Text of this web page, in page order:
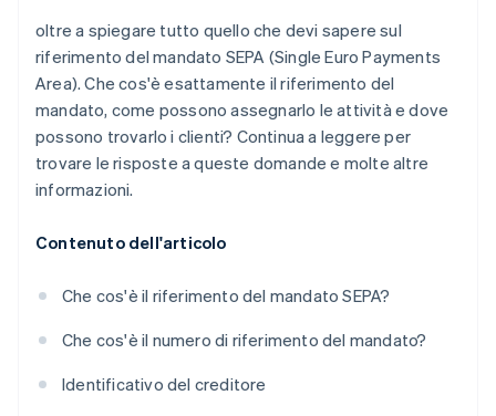
oltre a spiegare tutto quello che devi sapere sul
riferimento del mandato SEPA (Single Euro Payments
Area). Che cos'è esattamente il riferimento del
mandato, come possono assegnarlo le attività e dove
possono trovarlo i clienti? Continua a leggere per
trovare le risposte a queste domande e molte altre
informazioni.
Contenuto dell'articolo
Che cos'è il riferimento del mandato SEPA?
Che cos'è il numero di riferimento del mandato?
Identificativo del creditore